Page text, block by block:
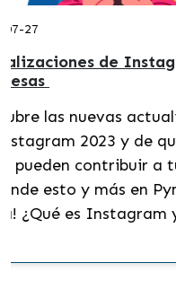
cada vez
negocios. Y
para mejorar
la […]